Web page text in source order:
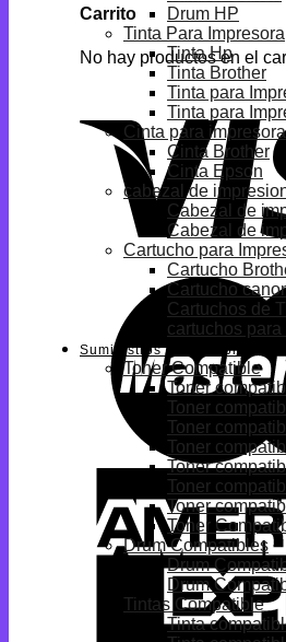
Carrito
No hay productos en el
Drum HP
Tinta Para Impresora
Tinta Hp
Tinta Brother
Tinta para
Tinta para
Cinta para impresora
Cinta Brother
Cinta Epson
cabezal de
Cabezal de
Cabezal de
Cartucho para
Cartucho
Cartucho
Cartuchos de
cartuchos
Suministros Compatibles
Toner Compatible
Toner
Toner
Toner
Toner
Toner
Toner
Toner
Toner
Drum Compatibles
Drum
Drum
Tintas Compatible
Tinta